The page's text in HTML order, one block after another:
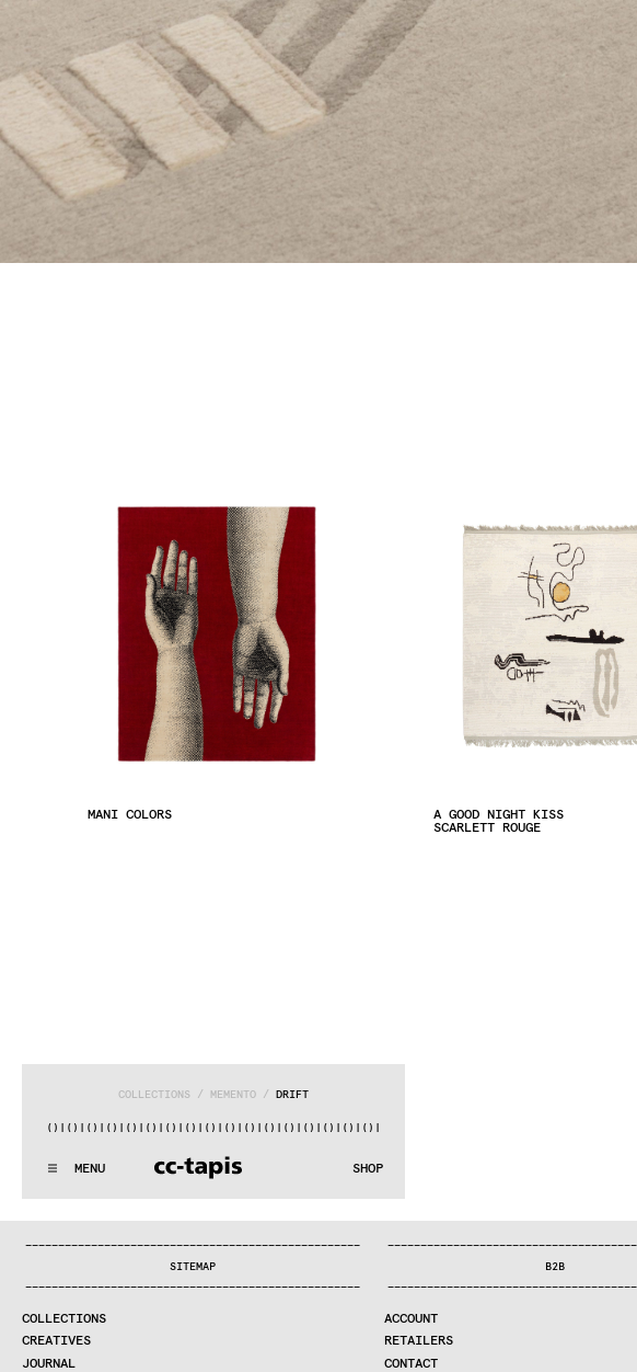
MENU SHOP
COLLECTIONS / MEMENTO / DRIFT
)|() |() |() |() |() |() |() |() |() |() |() |() |() |() |() |() |(
:^:..:^:. .:^:..:^:..:^:..:^:. .:^:..
WE MAKE RUGS
COMPANY
CONTRACT DIVISION
MANI COLORS
A GOOD NIGHT KISS
SCARLETT ROUGE
———————————————————————————————————————————————————
SITEMAP
———————————————————————————————————————————————————
COLLECTIONS
CREATIVES
JOURNAL
——————————————————————————————————————
B2B
——————————————————————————————————————
ACCOUNT
RETAILERS
CONTACT